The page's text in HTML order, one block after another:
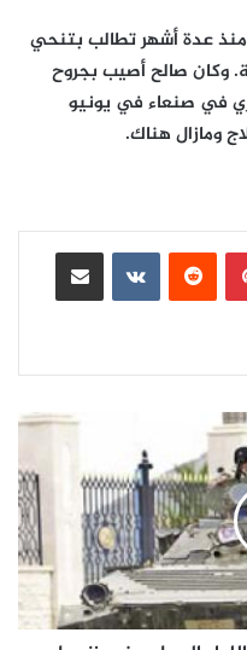
عدة أشهر تطالب بتنحي
وكان صالح أصيب بجروح
في صنعاء في يونيو
ومازال هناك.
بينتيريست
مشاركة عبر البريد